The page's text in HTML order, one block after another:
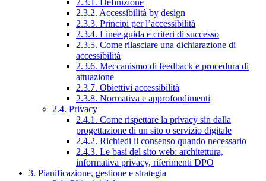
2.3.2. Accessibilità by design
2.3.3. Principi per l’accessibilità
2.3.4. Linee guida e criteri di successo
2.3.5. Come rilasciare una dichiarazione di
accessibilità
2.3.6. Meccanismo di feedback e procedura di
attuazione
2.3.7. Obiettivi accessibilità
2.3.8. Normativa e approfondimenti
2.4. Privacy
2.4.1. Come rispettare la privacy sin dalla
progettazione di un sito o servizio digitale
2.4.2. Richiedi il consenso quando necessario
2.4.3. Le basi del sito web: architettura,
informativa privacy, riferimenti DPO
3. Pianificazione, gestione e strategia